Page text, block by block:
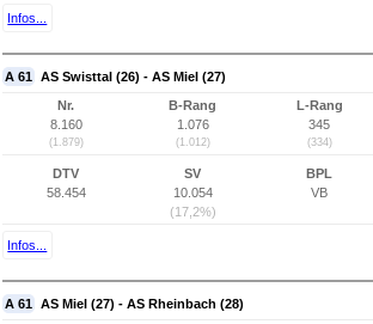
Infos...
A 61 AS Swisttal (26) - AS Miel (27)
Nr.
8.160
(1.879)
B-Rang
1.076
(1.012)
L-Rang
345
(334)
DTV
58.454
SV
10.054
(17,2%)
BPL
VB
Infos...
A 61 AS Miel (27) - AS Rheinbach (28)